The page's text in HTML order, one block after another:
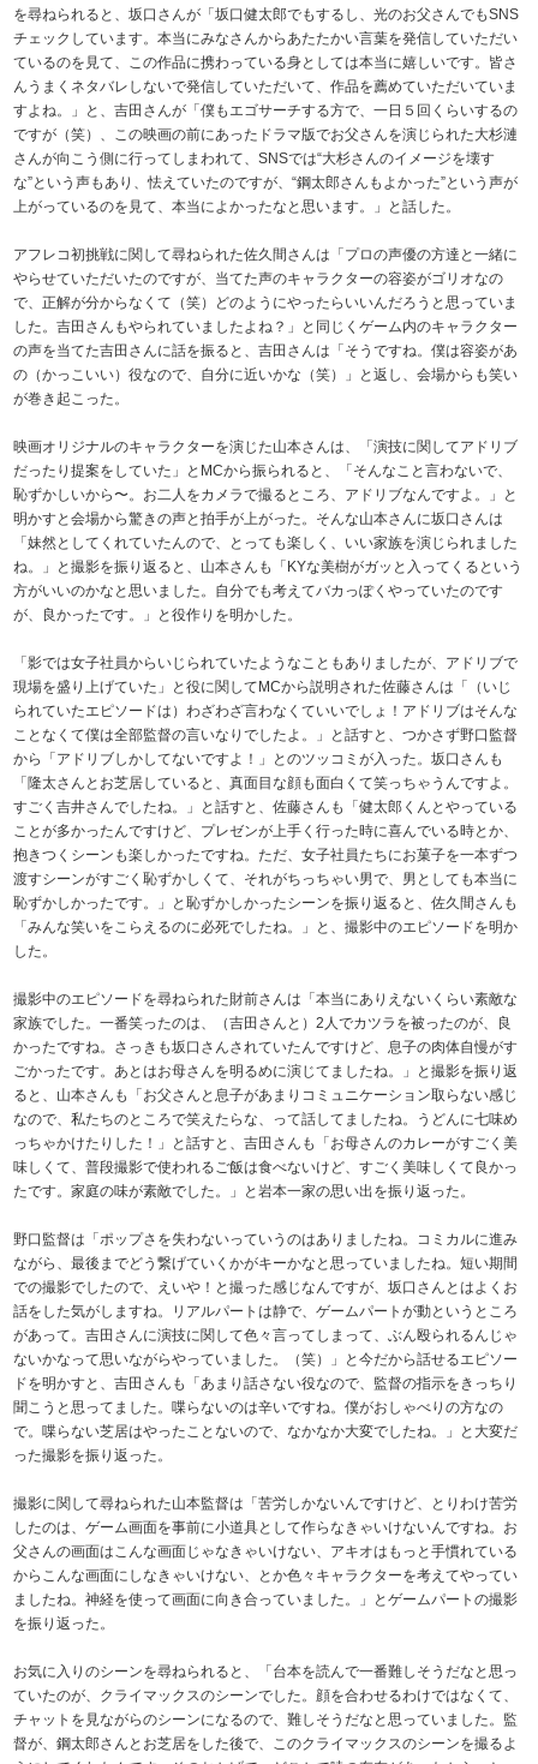
を尋ねられると、坂口さんが「坂口健太郎でもするし、光のお父さんでもSNS
チェックしています。本当にみなさんからあたたかい言葉を発信していただい
ているのを見て、この作品に携わっている身としては本当に嬉しいです。皆さ
んうまくネタバレしないで発信していただいて、作品を薦めていただいていま
すよね。」と、吉田さんが「僕もエゴサーチする方で、一日５回くらいするの
ですが（笑）、この映画の前にあったドラマ版でお父さんを演じられた大杉漣
さんが向こう側に行ってしまわれて、SNSでは“大杉さんのイメージを壊す
な”という声もあり、怯えていたのですが、“鋼太郎さんもよかった”という声が
上がっているのを見て、本当によかったなと思います。」と話した。
アフレコ初挑戦に関して尋ねられた佐久間さんは「プロの声優の方達と一緒に
やらせていただいたのですが、当てた声のキャラクターの容姿がゴリオなの
で、正解が分からなくて（笑）どのようにやったらいいんだろうと思っていま
した。吉田さんもやられていましたよね？」と同じくゲーム内のキャラクター
の声を当てた吉田さんに話を振ると、吉田さんは「そうですね。僕は容姿があ
の（かっこいい）役なので、自分に近いかな（笑）」と返し、会場からも笑い
が巻き起こった。
映画オリジナルのキャラクターを演じた山本さんは、「演技に関してアドリブ
だったり提案をしていた」とMCから振られると、「そんなこと言わないで、
恥ずかしいから〜。お二人をカメラで撮るところ、アドリブなんですよ。」と
明かすと会場から驚きの声と拍手が上がった。そんな山本さんに坂口さんは
「妹然としてくれていたんので、とっても楽しく、いい家族を演じられました
ね。」と撮影を振り返ると、山本さんも「KYな美樹がガッと入ってくるという
方がいいのかなと思いました。自分でも考えてバカっぽくやっていたのです
が、良かったです。」と役作りを明かした。
「影では女子社員からいじられていたようなこともありましたが、アドリブで
現場を盛り上げていた」と役に関してMCから説明された佐藤さんは「（いじ
られていたエピソードは）わざわざ言わなくていいでしょ！アドリブはそんな
ことなくて僕は全部監督の言いなりでしたよ。」と話すと、つかさず野口監督
から「アドリブしかしてないですよ！」とのツッコミが入った。坂口さんも
「隆太さんとお芝居していると、真面目な顔も面白くて笑っちゃうんですよ。
すごく吉井さんでしたね。」と話すと、佐藤さんも「健太郎くんとやっている
ことが多かったんですけど、プレゼンが上手く行った時に喜んでいる時とか、
抱きつくシーンも楽しかったですね。ただ、女子社員たちにお菓子を一本ずつ
渡すシーンがすごく恥ずかしくて、それがちっちゃい男で、男としても本当に
恥ずかしかったです。」と恥ずかしかったシーンを振り返ると、佐久間さんも
「みんな笑いをこらえるのに必死でしたね。」と、撮影中のエピソードを明か
した。
撮影中のエピソードを尋ねられた財前さんは「本当にありえないくらい素敵な
家族でした。一番笑ったのは、（吉田さんと）2人でカツラを被ったのが、良
かったですね。さっきも坂口さんされていたんですけど、息子の肉体自慢がす
ごかったです。あとはお母さんを明るめに演じてましたね。」と撮影を振り返
ると、山本さんも「お父さんと息子があまりコミュニケーション取らない感じ
なので、私たちのところで笑えたらな、って話してましたね。うどんに七味め
っちゃかけたりした！」と話すと、吉田さんも「お母さんのカレーがすごく美
味しくて、普段撮影で使われるご飯は食べないけど、すごく美味しくて良かっ
たです。家庭の味が素敵でした。」と岩本一家の思い出を振り返った。
野口監督は「ポップさを失わないっていうのはありましたね。コミカルに進み
ながら、最後までどう繋げていくかがキーかなと思っていましたね。短い期間
での撮影でしたので、えいや！と撮った感じなんですが、坂口さんとはよくお
話をした気がしますね。リアルパートは静で、ゲームパートが動というところ
があって。吉田さんに演技に関して色々言ってしまって、ぶん殴られるんじゃ
ないかなって思いながらやっていました。（笑）」と今だから話せるエピソー
ドを明かすと、吉田さんも「あまり話さない役なので、監督の指示をきっちり
聞こうと思ってました。喋らないのは辛いですね。僕がおしゃべりの方なの
で。喋らない芝居はやったことないので、なかなか大変でしたね。」と大変だ
った撮影を振り返った。
撮影に関して尋ねられた山本監督は「苦労しかないんですけど、とりわけ苦労
したのは、ゲーム画面を事前に小道具として作らなきゃいけないんですね。お
父さんの画面はこんな画面じゃなきゃいけない、アキオはもっと手慣れている
からこんな画面にしなきゃいけない、とか色々キャラクターを考えてやってい
ましたね。神経を使って画面に向き合っていました。」とゲームパートの撮影
を振り返った。
お気に入りのシーンを尋ねられると、「台本を読んで一番難しそうだなと思っ
ていたのが、クライマックスのシーンでした。顔を合わせるわけではなくて、
チャットを見ながらのシーンになるので、難しそうだなと思っていました。監
督が、鋼太郎さんとお芝居をした後で、このクライマックスのシーンを撮るよ